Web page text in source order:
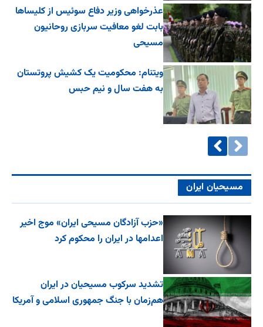
عذرخواهی وزیر دفاع سوئیس از کلیساها
بابت لغو معافیت سربازی روحانیون
مسیحی
ویتنام: محکومیت یک کشیش پروتستان
به هفت سال و نیم حبس
مسیحیان ایران
«حزب آزادگان مسیحی ایران» موج اخیر
اعدامها در ایران را محکوم کرد
تشدید سرکوب مسیحیان در ایران
هم‌زمان با جنگ جمهوری اسلامی و آمریکا